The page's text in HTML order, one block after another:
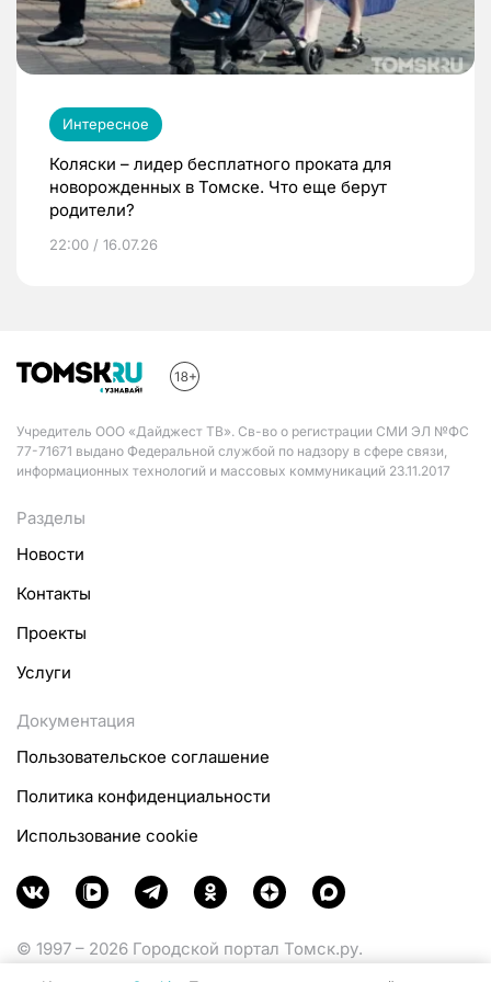
Интересное
Коляски – лидер бесплатного проката для
новорожденных в Томске. Что еще берут
родители?
22:00 / 16.07.26
Учредитель ООО «Дайджест ТВ». Св-во о регистрации СМИ ЭЛ №ФС
77-71671 выдано Федеральной службой по надзору в сфере связи,
информационных технологий и массовых коммуникаций 23.11.2017
Разделы
Новости
Контакты
Проекты
Услуги
Документация
Пользовательское соглашение
Политика конфиденциальности
Использование cookie
© 1997 – 2026 Городской портал Томск.ру.